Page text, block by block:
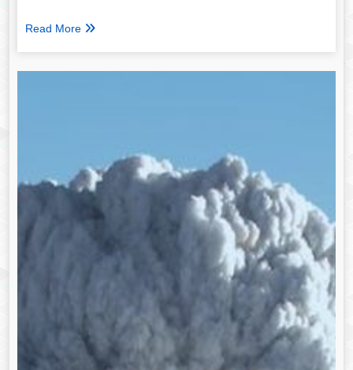
Read More